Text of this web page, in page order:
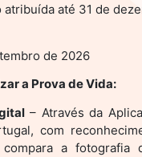
atribuída até 31 de
de 2026
a Prova de Vida:
– Através da
com
a fotografia